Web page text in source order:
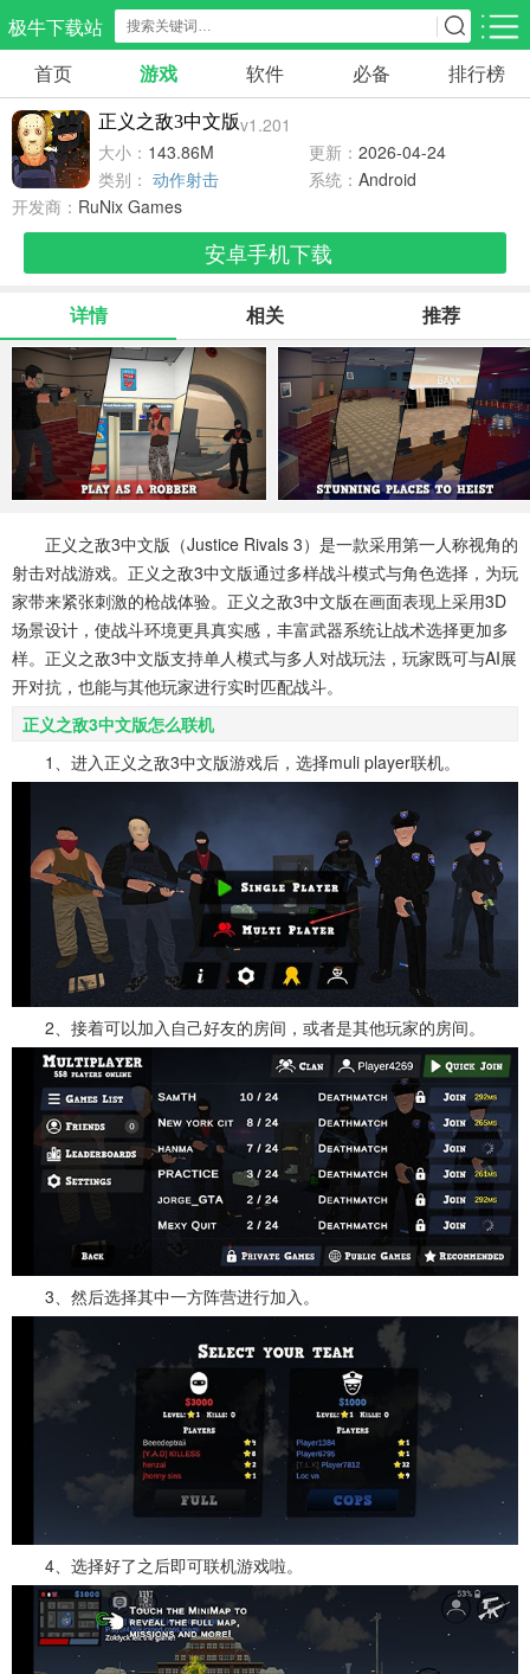
极牛下载站
应用分类 游戏分类
生活服务
298款应用
教育学习
178款应用
84款应用
游戏辅助
478款应用
216款应用
社交聊天
184款应用
电子图书
441款应用
移动办公
184款应用
新闻阅读
43款应用
金融理财
54款应用
媒体影音
603款应用
系统工具
647款应用
健康医疗
53款应用
ai工具
336款应用
娱乐资讯
96款应用
首页 游戏 软件 必备 排行榜
正义之敌3中文版v1.201
大小： 143.86M 更新： 2026-04-24
类别： 动作射击 系统： Android
开发商： RuNix Games
安卓手机下载
详情 相关 推荐
正义之敌3中文版（Justice Rivals 3）是一款采用第一人称视角的
射击对战游戏。正义之敌3中文版通过多样战斗模式与角色选择，为玩
家带来紧张刺激的枪战体验。正义之敌3中文版在画面表现上采用3D
场景设计，使战斗环境更具真实感，丰富武器系统让战术选择更加多
样。正义之敌3中文版支持单人模式与多人对战玩法，玩家既可与AI展
开对抗，也能与其他玩家进行实时匹配战斗。
正义之敌3中文版怎么联机
1、进入正义之敌3中文版游戏后，选择muli player联机。
2、接着可以加入自己好友的房间，或者是其他玩家的房间。
3、然后选择其中一方阵营进行加入。
4、选择好了之后即可联机游戏啦。